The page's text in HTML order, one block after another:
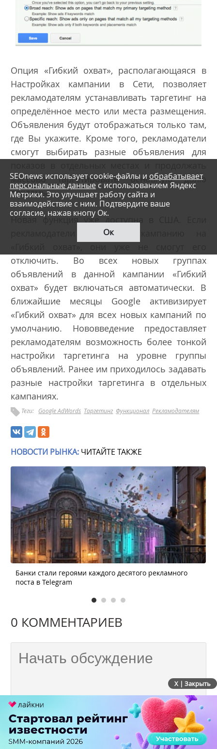
Опция «Гибкий охват», располагающаяся в
Настройках кампании в Сети, позволяет
рекламодателям устанавливать таргетинг на
определённое место или места размещения.
Объявления будут отображаться только там,
где Вы укажите. Кроме того, рекламодатели
смогут выбирать разные объявления для
массово таргетировать основную долю
рекламы.
Новая функция уже доступна в США. Если
рекламодатели переведут кампанию на
отключить. Во всех новых группах
объявлений в данной кампании «Гибкий
охват» будет включаться автоматически. В
ближайшие месяцы Google активизирует
«Гибкий охват» для всех новых кампаний по
умолчанию. Нововведение предоставляет
рекламодателям возможность более тонкой
настройки таргетинга на уровне группы
объявлений. Ранее им приходилось задавать
разные настройки таргетинга в отдельных
кампаниях.
Теги: Google AdWords Таргетинг Функционал Рекламодателям
SEOnews использует cookie-файлы и обрабатывает
персональные данныес использованием Яндекс
Метрики. Это улучшает работу сайта и
взаимодействие с ним. Подтвердите ваше
согласие, нажав кнопу Ок.
Ок
НОВОСТИ РЫНКА: ЧИТАЙТЕ ТАКЖЕ
Банки стали героями каждого десятого рекламного
поста в Telegram
0 КОММЕНТАРИЕВ
X | Закрыть